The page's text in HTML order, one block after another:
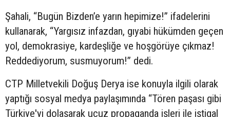
Şahali, “Bugün Bizden’e yarın hepimize!” ifadelerini
kullanarak, “Yargısız infazdan, gıyabi hükümden geçen
yol, demokrasiye, kardeşliğe ve hoşgörüye çıkmaz!
Reddediyorum, susmuyorum!” dedi.
CTP Milletvekili Doğuş Derya ise konuyla ilgili olarak
yaptığı sosyal medya paylaşımında “Tören paşası gibi
Türkiye'yi dolaşarak ucuz propaganda işleri ile iştigal